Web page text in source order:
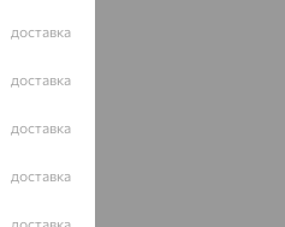
доставка
доставка
доставка
доставка
доставка